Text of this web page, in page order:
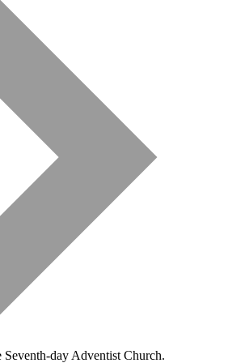
day Adventist Church.